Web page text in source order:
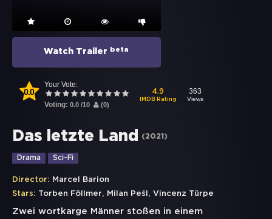
Watch Trailer beta
0.0
Your Vote:
Voting: 0.0 /10 (0)
4.9
IMDB Rating
363
Views
Das letzte Land (2021 )
Drama Sci-Fi
Director: Marcel Barion
Stars: Torben Föllmer, Milan Pešl , Vincenz Türpe
Zwei wortkarge Männer stoßen in einem